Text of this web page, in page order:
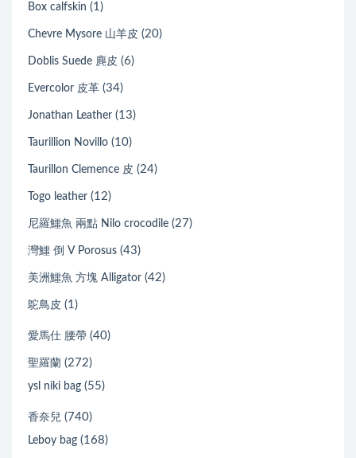
Box calfskin (1)
Chevre Mysore 山羊皮 (20)
Doblis Suede 麂皮 (6)
Evercolor 皮革 (34)
Jonathan Leather (13)
Taurillion Novillo (10)
Taurillon Clemence 皮 (24)
Togo leather (12)
尼羅鱷魚 兩點 Nilo crocodile (27)
灣鱷 倒 V Porosus (43)
美洲鱷魚 方塊 Alligator (42)
鴕鳥皮 (1)
愛馬仕 腰帶 (40)
聖羅蘭 (272)
ysl niki bag (55)
香奈兒 (740)
Leboy bag (168)